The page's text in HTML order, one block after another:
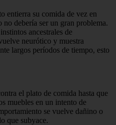
entierra su comida de vez en
debería ser un gran problema.
ancestrales de
neurótico y muestra
largos períodos de tiempo, esto
el plato de comida hasta que
muebles en un intento de
se vuelve dañino o
que subyace.